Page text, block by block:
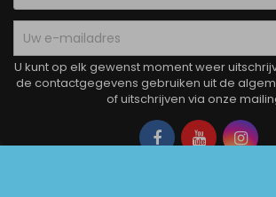
U kunt op elk gewenst moment weer
de contactgegevens gebruiken uit de
of uitschrijven via onze
Facebook
YouTube